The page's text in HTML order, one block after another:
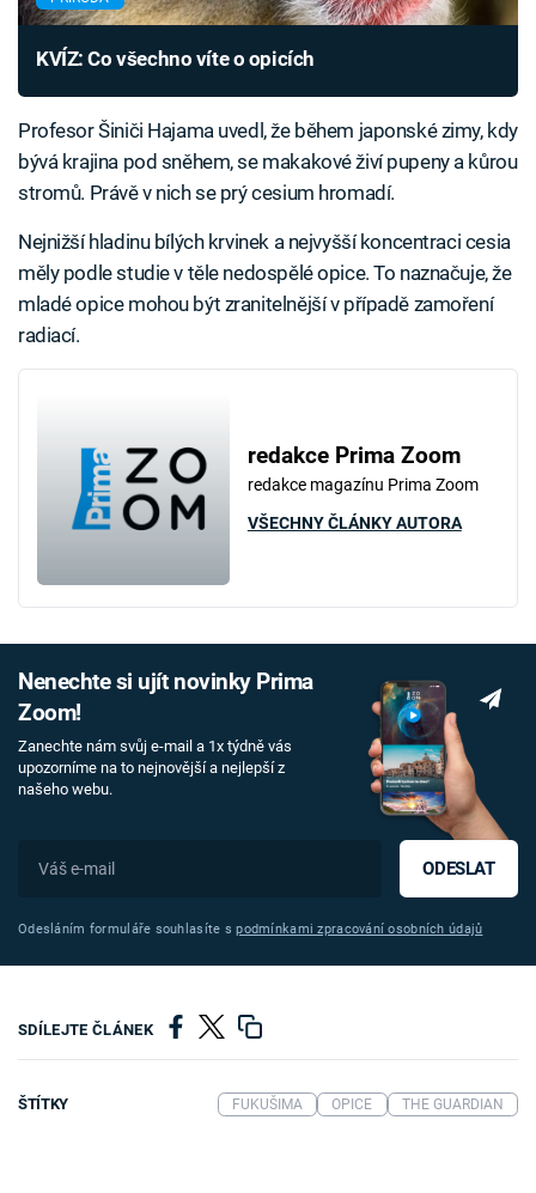
KVÍZ: Co všechno víte o opicích
Profesor Šiniči Hajama uvedl, že během japonské zimy, kdy
bývá krajina pod sněhem, se makakové živí pupeny a kůrou
stromů. Právě v nich se prý cesium hromadí.
Nejnižší hladinu bílých krvinek a nejvyšší koncentraci cesia
měly podle studie v těle nedospělé opice. To naznačuje, že
mladé opice mohou být zranitelnější v případě zamoření
radiací.
redakce Prima Zoom
redakce magazínu Prima Zoom
VŠECHNY ČLÁNKY AUTORA
Nenechte si ujít novinky Prima
Zoom!
Zanechte nám svůj e-mail a 1x týdně vás
upozorníme na to nejnovější a nejlepší z
našeho webu.
ODESLAT
Odesláním formuláře souhlasíte spodmínkami zpracování osobních údajů
SDÍLEJTE ČLÁNEK
ŠTÍTKY FUKUŠIMA OPICE THE GUARDIAN